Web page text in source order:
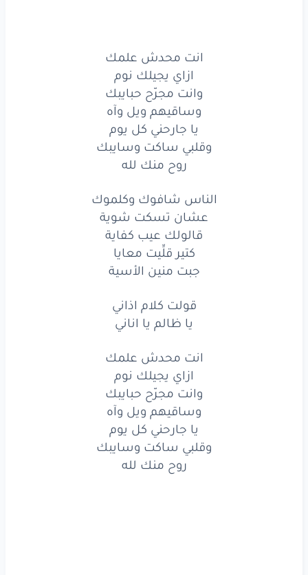
يا جارحنيكليوم
وقلبيساكتوسايبك
روحمنك لله
شافوكوكلموك
عشانتسكتشوية
قالولكعيبكفاية
كتيرقلِّيتمعايا
الناسشافوكوكلموك
عشان
تسكت شوية
قالولكعيبكفاية
كتيرقلِّيتمعايا
جبتمنينالأسية
قولت كلاماذاني
انت محدش علمك
ازاي يجيلك نوم
وانت مجرّح حبايبك
وساقيهم ويل وآه
يا جارحني كل يوم
وقلبي ساكت وسايبك
روح منك لله
الناس شافوك وكلموك
عشان تسكت شوية
قالولك عيب كفاية
كتير قلِّيت معايا
جبت منين الأسية
قولت كلام اذاني
يا ظالم يا اناني
انت محدش علمك
ازاي يجيلك نوم
وانت مجرّح حبايبك
وساقيهم ويل وآه
يا جارحني كل يوم
وقلبي ساكت وسايبك
روح منك لله